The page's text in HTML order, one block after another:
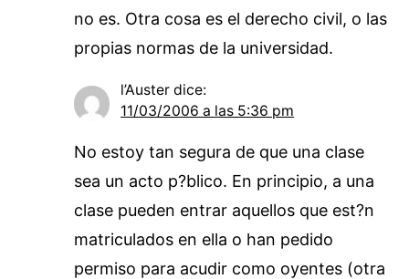
no es. Otra cosa es el derecho civil, o las
propias normas de la universidad.
l’Auster dice:
11/03/2006 a las 5:36 pm
No estoy tan segura de que una clase
sea un acto p?blico. En principio, a una
clase pueden entrar aquellos que est?n
matriculados en ella o han pedido
permiso para acudir como oyentes (otra